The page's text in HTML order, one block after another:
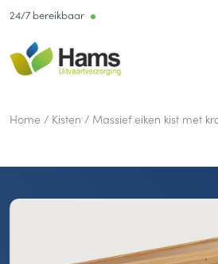
24/7 bereikbaar
Home / Kisten / Massief eiken kist met